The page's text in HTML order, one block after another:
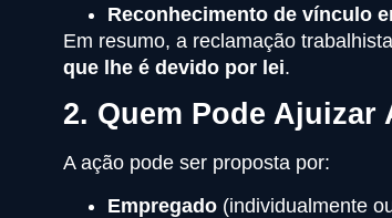
Reconhecimento de vínculo
Em resumo, a reclamação
que lhe é devido por lei.
2. Quem Pode Ajuizar
A ação pode ser proposta por:
Empregado (individualmente